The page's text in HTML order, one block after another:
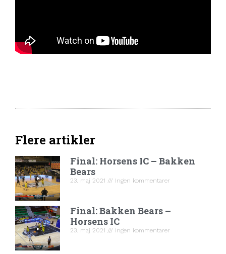
Flere artikler
Final: Horsens IC – Bakken
Bears
23. maj 2021 Ingen kommentarer
Final: Bakken Bears –
Horsens IC
23. maj 2021 Ingen kommentarer